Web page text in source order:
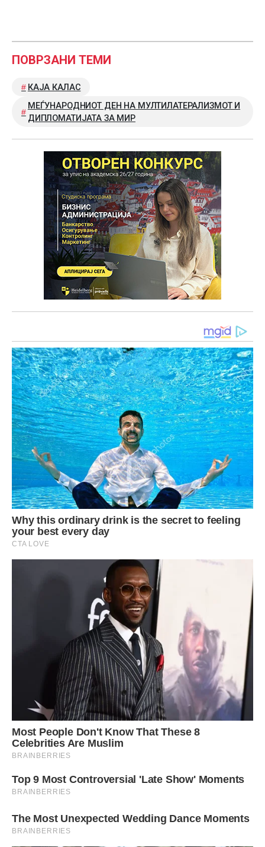
ПОВРЗАНИ ТЕМИ
КАЈА КАЛАС
МЕЃУНАРОДНИОТ ДЕН НА МУЛТИЛАТЕРАЛИЗМОТ И
ДИПЛОМАТИЈАТА ЗА МИР